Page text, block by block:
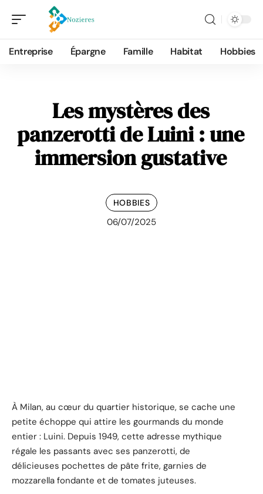
Entreprise Épargne Famille Habitat Hobbies
Les mystères des
panzerotti de Luini : une
immersion gustative
HOBBIES
06/07/2025
À Milan, au cœur du quartier historique, se cache une
petite échoppe qui attire les gourmands du monde
entier : Luini. Depuis 1949, cette adresse mythique
régale les passants avec ses panzerotti, de
délicieuses pochettes de pâte frite, garnies de
mozzarella fondante et de tomates juteuses.